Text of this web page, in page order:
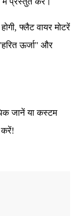
फ्लैट वायर मोटरें
ऊर्जा" और
जानें या कस्टम